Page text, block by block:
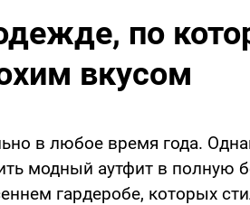
по
вкусом
в любое время года.
модный аутфит в полную
гардеробе, которых